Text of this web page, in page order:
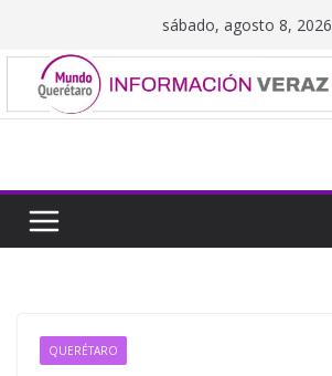
contenido
sábado, agosto 8, 2026
QUERÉTARO